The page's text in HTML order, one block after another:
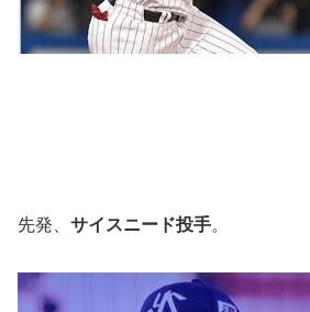
先発、 サイスニード投手。